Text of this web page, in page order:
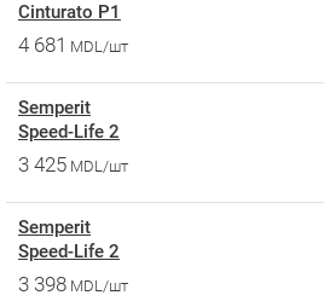
Cinturato P1
4 681 MDL/шт
Semperit
Speed-Life 2
3 425 MDL/шт
Semperit
Speed-Life 2
3 398 MDL/шт